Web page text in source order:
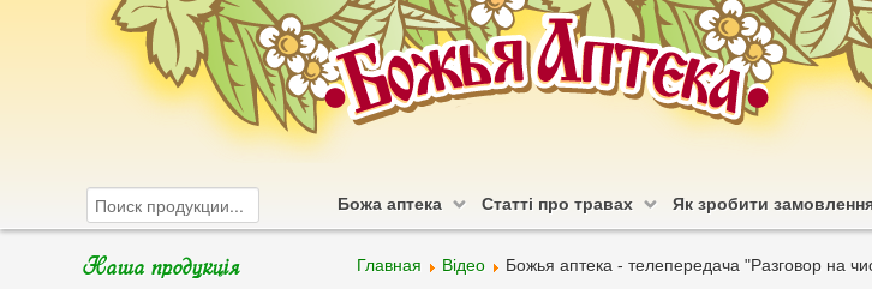
Божа аптека Статті про травах Як зробити
Главная Відео Божья аптека - телепередача "Разговор на
Наша продукція